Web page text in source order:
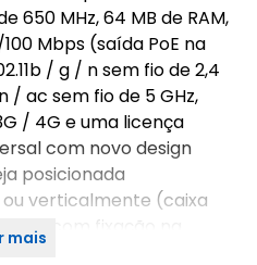
650 MHz, 64 MB de RAM,
Mbps (saída PoE na
/ g / n sem fio de 2,4
/ ac sem fio de 5 GHz,
/ 4G e uma licença
com novo design
posicionada
verticalmente (caixa
com fixação na
mais